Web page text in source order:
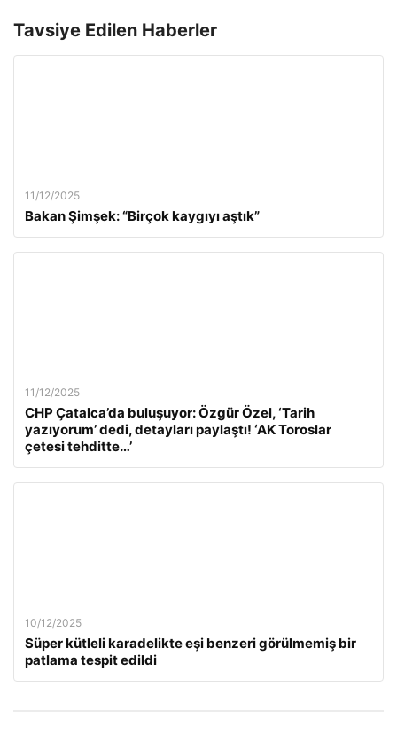
Tavsiye Edilen Haberler
11/12/2025
Bakan Şimşek: “Birçok kaygıyı aştık”
11/12/2025
CHP Çatalca’da buluşuyor: Özgür Özel, ‘Tarih
yazıyorum’ dedi, detayları paylaştı! ‘AK Toroslar
çetesi tehditte…’
10/12/2025
Süper kütleli karadelikte eşi benzeri görülmemiş bir
patlama tespit edildi